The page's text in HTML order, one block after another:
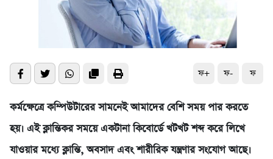
ফ+ ফ- ফ
কর্মক্ষেত্রে কম্পিউটারের সামনেই আমাদের বেশি সময় পার করতে
হয়। এই ক্লান্তিকর সময়ে একটানা কিবোর্ডে খটখট শব্দ করে লিখে
যাওয়ার মধ্যে ক্লান্তি, অবসাদ এবং শারীরিক যন্ত্রণার সংযোগ আছে।